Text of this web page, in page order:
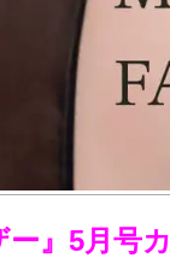
』5月号